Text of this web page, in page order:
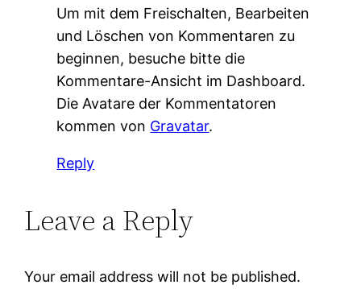
Um mit dem Freischalten, Bearbeiten
und Löschen von Kommentaren zu
beginnen, besuche bitte die
Kommentare-Ansicht im Dashboard.
Die Avatare der Kommentatoren
kommen von Gravatar.
Reply
Leave a Reply
Your email address will not be published.